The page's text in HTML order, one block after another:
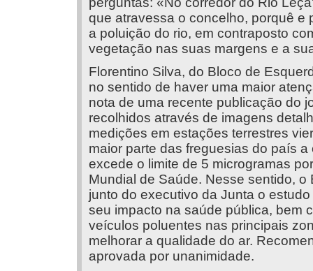
que atravessa o concelho, porquê e
a poluição do rio, em contraposto
vegetação nas suas margens e a
Florentino Silva, do Bloco de
no sentido de haver uma maior
nota de uma recente publicação do
recolhidos através de imagens
medições em estações terrestres
maior parte das freguesias do país
excede o limite de 5 microgramas
Mundial de Saúde. Nesse sentido,
junto do executivo da Junta o
seu impacto na saúde pública, bem
veículos poluentes nas principais
melhorar a qualidade do ar.
aprovada por unanimidade.